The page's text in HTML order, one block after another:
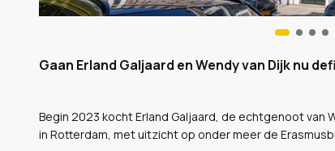
Gaan Erland Galjaard en Wendy van Dijk nu
Begin 2023 kocht Erland Galjaard, de echtgenoot van
in Rotterdam, met uitzicht op onder meer de